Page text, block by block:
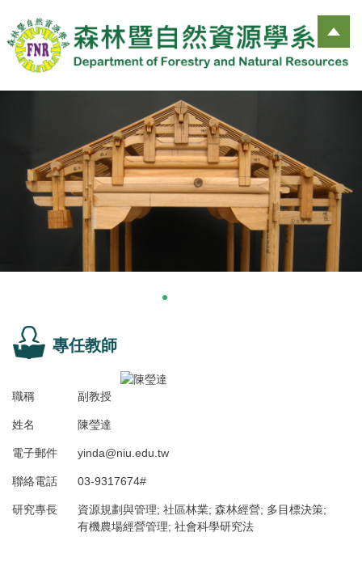
到
主
要
專任教師
職稱 副教授
姓名 陳瑩達
電子郵件 yinda@niu.edu.tw
聯絡電話 03-9317674#
研究專長
資源規劃與管理; 社區林業; 森林經營; 多目標決策;
有機農場經營管理; 社會科學研究法